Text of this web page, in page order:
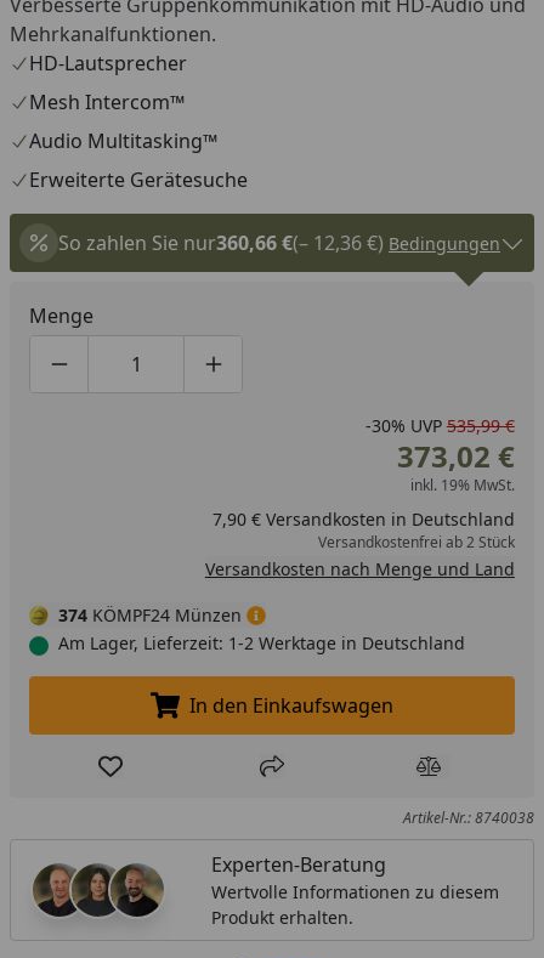
Mehrkanalfunktionen.
HD-Lautsprecher
Mesh Intercom™
Audio Multitasking™
Erweiterte Gerätesuche
So zahlen Sie nur360,66 €(– 12,36 €) Bedingungen
Menge
Produktmenge um eins verringern
Produktmenge manuell eingeben
Produktmenge um eins erhöhen
-30% UVP 535,99 €
373,02 €
inkl. 19% MwSt.
7,90 € Versandkosten in Deutschland
Versandkostenfrei ab 2 Stück
Versandkosten nach Menge und Land
374 KÖMPF24 Münzen
Am Lager, Lieferzeit: 1-2 Werktage in Deutschland
In den Einkaufswagen legen
In den Einkaufswagen
Produkt zur Wunschliste hinzufügen
Teilen Produkt
Artikel-Nr.: 8740038
Experten-Beratung
Wertvolle Informationen zu diesem
Produkt erhalten.